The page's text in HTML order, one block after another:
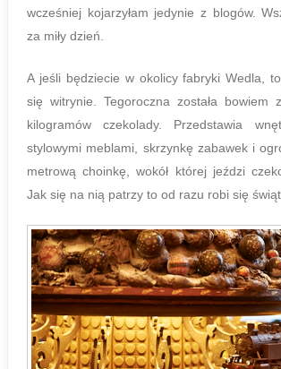
wcześniej kojarzyłam jedynie z blogów.
za miły dzień.
A jeśli będziecie w okolicy fabryki Wedla,
się witrynie. Tegoroczna została
kilogramów czekolady. Przedstawia
stylowymi meblami, skrzynkę zabawek i
metrową choinkę, wokół której jeździ
Jak się na nią patrzy to od razu robi się